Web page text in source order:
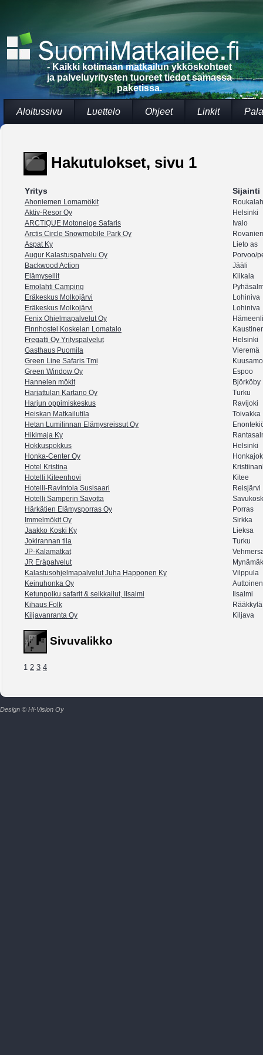
- Kaikki kotimaan matkailun ykköskohteet
ja palveluyritysten tuoreet tiedot samassa
paketissa.
Aloitussivu Luettelo Ohjeet Linkit
Hakutulokset, sivu 1
Yritys Sijainti
Ahoniemen Lomamökit
Aktiv-Resor Oy
Helsinki
ARCTIQUE Motoneige Safaris
Ivalo
Arctis Circle Snowmobile Park Oy
Aspat Ky
Lieto as
Augur Kalastuspalvelu Oy
Porvoo/
Backwood Action
Jääli
Elämysellit
Kiikala
Emolahti Camping
Eräkeskus Molkojärvi
Lohiniva
Eräkeskus Molkojärvi
Lohiniva
Fenix Ohjelmapalvelut Oy
Finnhostel Koskelan Lomatalo
Fregatti Oy Yrityspalvelut
Helsinki
Gasthaus Puomila
Vieremä
Green Line Safaris Tmi
Kuusamo
Green Window Oy
Espoo
Hannelen mökit
Björköby
Harjattulan Kartano Oy
Turku
Harjun oppimiskeskus
Ravijoki
Heiskan Matkailutila
Toivakka
Hetan Lumilinnan Elämysreissut Oy
Hikimaja Ky
Hokkuspokkus
Helsinki
Honka-Center Oy
Hotel Kristina
Hotelli Kiteenhovi
Kitee
Hotelli-Ravintola Susisaari
Reisjärvi
Hotelli Samperin Savotta
Härkätien Elämysporras Oy
Porras
Immelmökit Oy
Sirkka
Jaakko Koski Ky
Lieksa
Jokirannan tila
Turku
JP-Kalamatkat
JR Eräpalvelut
Kalastusohjelmapalvelut Juha Happonen Ky
Vilppula
Keinuhonka Oy
Auttoinen
Ketunpolku safarit & seikkailut, IIsalmi
Iisalmi
Kihaus Folk
Rääkkylä
Kiljavanranta Oy
Kiljava
Sivuvalikko
1 2 3 4
Design © Hi-Vision Oy